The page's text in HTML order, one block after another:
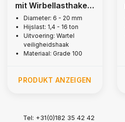
mit Wirbellasthaken
mit
Sicherheitsklappe,
Güteklasse 10
Diameter: 6 - 20 mm
Hijslast: 1,4 - 16 ton
Uitvoering: Wartel
veiligheidshaak
Materiaal: Grade 100
PRODUKT ANZEIGEN
Tel: +31(0)182 35 42 42